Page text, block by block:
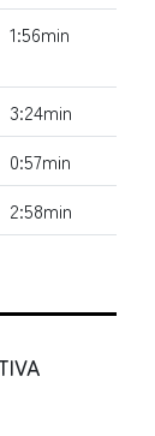
1:56min
3:24min
0:57min
2:58min